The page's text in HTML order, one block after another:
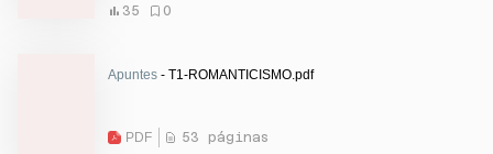
35
0
Apuntes - T1-ROMANTICISMO.pdf
PDF
53 páginas